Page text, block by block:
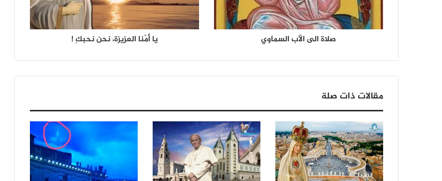
صلاة الى الآب السماوي يا أمّنا العزيزة، نحن نحبكِ !
مقالات ذات صلة